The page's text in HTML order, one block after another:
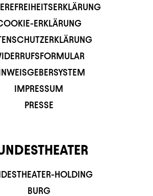
ERKLÄRUNG
IMPRESSUM
PRESSE
HOLDING
BURG